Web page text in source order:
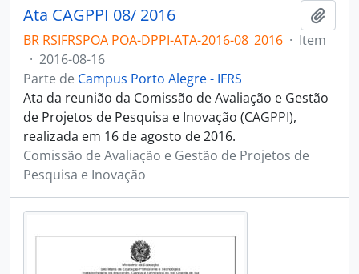
Ata CAGPPI 08/ 2016
BR RSIFRSPOA POA-DPPI-ATA-2016-08_2016 · Item
· 2016-08-16
Parte de Campus Porto Alegre - IFRS
Ata da reunião da Comissão de Avaliação e Gestão
de Projetos de Pesquisa e Inovação (CAGPPI),
realizada em 16 de agosto de 2016.
Comissão de Avaliação e Gestão de Projetos de
Pesquisa e Inovação